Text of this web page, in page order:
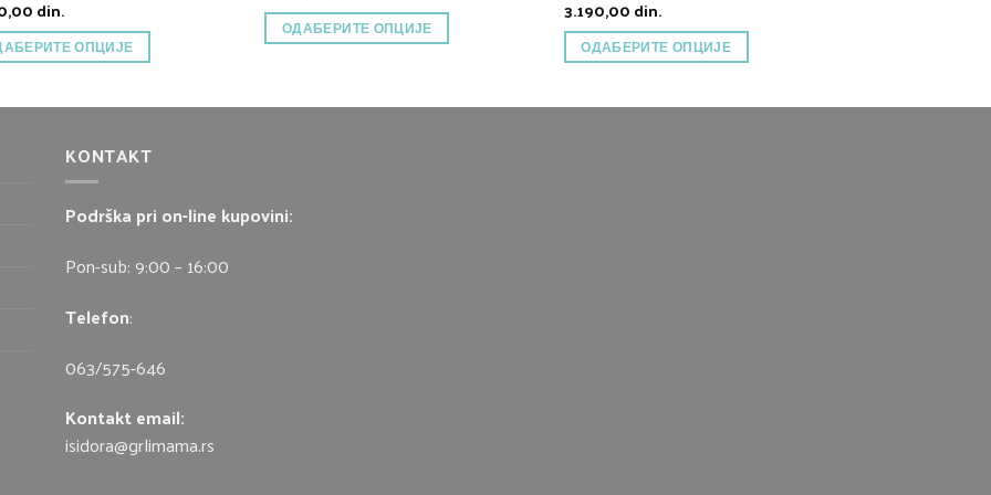
din.
ОПЦИЈЕ
ОДАБЕРИТЕ ОПЦИЈЕ
3.190,00din.
ОДАБЕРИТЕ ОПЦИЈЕ
KONTAKT
Podrška pri on-line kupovini:
Pon-sub: 9:00 – 16:00
Telefon:
063/575-646
Kontakt email:
isidora@grlimama.rs